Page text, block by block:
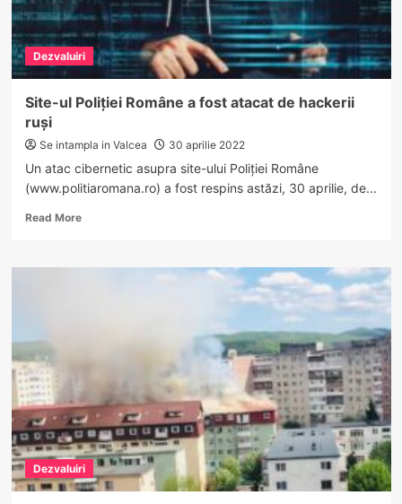
pacienți
sunt
internați!
Dezvaluiri
Site-ul Poliției Române a fost atacat de hackerii
ruși
Se intampla in Valcea 30 aprilie 2022
Un atac cibernetic asupra site-ului Poliţiei Române
(www.politiaromana.ro) a fost respins astăzi, 30 aprilie, de...
Read MoreRead
Site-
hackerii
ruși
Dezvaluiri